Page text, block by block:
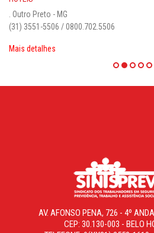
. Outro Preto - MG
(31) 3551-5506 / 0800.702.5506
Mais detalhes
AV. AFONSO PENA, 726 - 4º
CEP: 30.130-003 - BELO